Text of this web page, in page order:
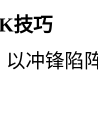
技巧
以冲锋陷